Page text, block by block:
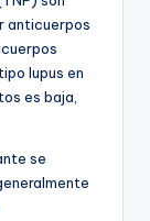
anticuerpos
lupus en
es baja,
se